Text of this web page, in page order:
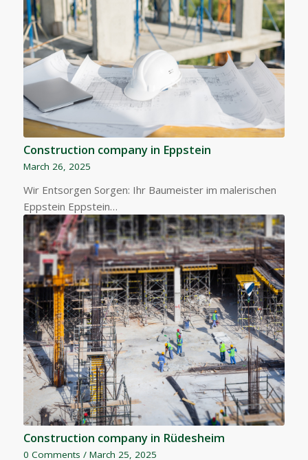
Construction company in Eppstein
March 26, 2025
Wir Entsorgen Sorgen: Ihr Baumeister im malerischen
Eppstein Eppstein…
Construction company in Rüdesheim
0 Comments / March 25, 2025